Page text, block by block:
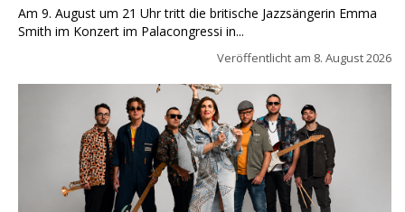
Am 9. August um 21 Uhr tritt die britische Jazzsängerin Emma
Smith im Konzert im Palacongressi in...
Veröffentlicht am 8. August 2026